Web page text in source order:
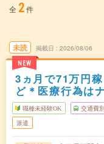
全 2件
未読
NEW
掲載日 2026/08/06
3ヵ月で71万円
ど＊医療行為は
職種未経験OK 交通費
派遣